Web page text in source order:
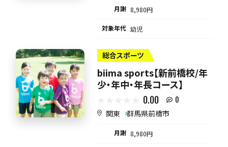
月謝 8,980円
対象年代 幼児
総合スポーツ
biima sports【新前橋校/年
少・年中・年長コース】
0.00 0
関東 群馬県前橋市
月謝 8,980円